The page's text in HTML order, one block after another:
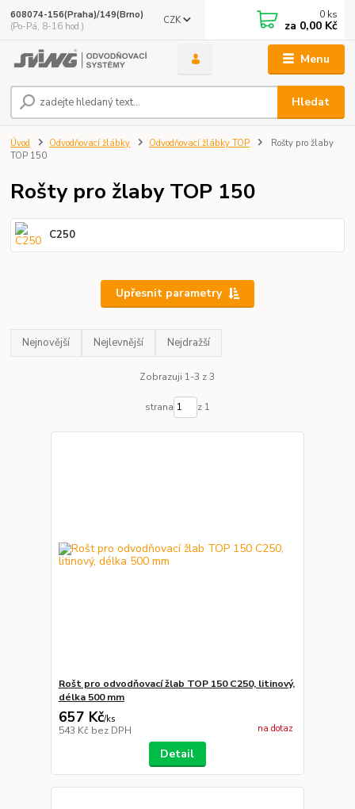
Menu
CZK
Hledat
608074-156(Praha)/149(Brno)
(Po-Pá, 8-16 hod.)
0 ks
za 0,00 Kč
Úvod Odvodňovací žlábky Odvodňovací žlábky TOP
Rošty pro žlaby
TOP 150
Rošty pro žlaby TOP 150
C250
Upřesnit parametry
Nejnovější Nejlevnější Nejdražší
Zobrazuji 1-3 z 3
strana z 1
Rošt pro odvodňovací žlab TOP 150 C250, litinový,
délka 500 mm
657 Kč/ks
543 Kč bez DPH na dotaz
Detail